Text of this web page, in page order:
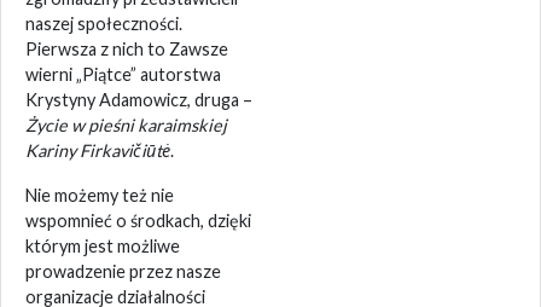
naszej społeczności.
Pierwsza z nich to Zawsze
wierni „Piątce” autorstwa
Krystyny Adamowicz, druga –
Życie w pieśni karaimskiej
Kariny Firkavičiūtė.
Nie możemy też nie
wspomnieć o środkach, dzięki
którym jest możliwe
prowadzenie przez nasze
organizacje działalności